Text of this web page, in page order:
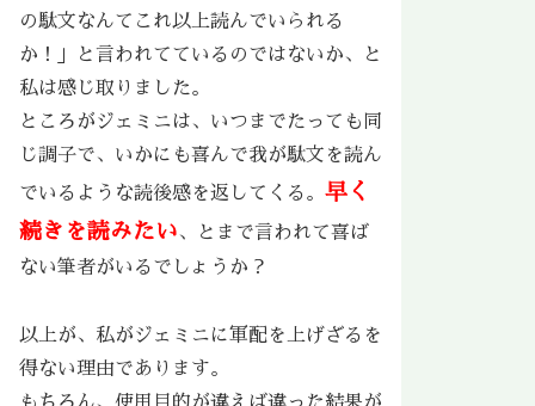
の駄文なんてこれ以上読んでいられる
か！」と言われてているのではないか、と
私は感じ取りました。
ところがジェミニは、いつまでたっても同
じ調子で、いかにも喜んで我が駄文を読ん
でいるような読後感を返してくる。 早く
続きを読みたい、とまで言われて喜ば
ない筆者がいるでしょうか？
以上が、私がジェミニに軍配を上げざるを
得ない理由であります。